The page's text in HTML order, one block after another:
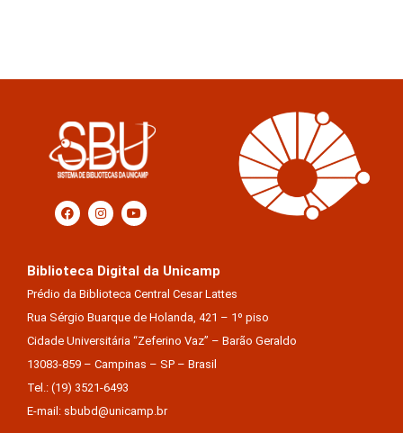
Biblioteca Digital da Unicamp
Prédio da Biblioteca Central Cesar Lattes
Rua Sérgio Buarque de Holanda, 421 – 1º piso
Cidade Universitária “Zeferino Vaz” – Barão Geraldo
13083-859 – Campinas – SP – Brasil
Tel.: (19) 3521-6493
E-mail: sbubd@unicamp.br